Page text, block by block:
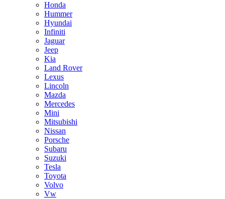
Honda
Hummer
Hyundai
Infiniti
Jaguar
Jeep
Kia
Land Rover
Lexus
Lincoln
Mazda
Mercedes
Mini
Mitsubishi
Nissan
Porsche
Subaru
Suzuki
Tesla
Toyota
Volvo
Vw